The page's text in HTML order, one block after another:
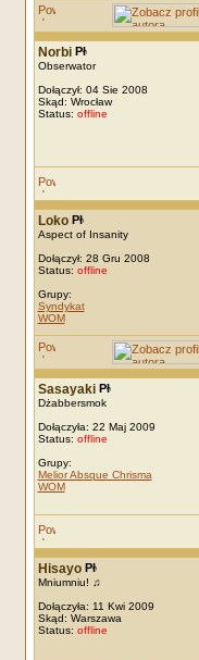
Norbi
Obserwator
Dołączył: 04 Sie 2008
Skąd: Wrocław
Status: offline
Loko
Aspect of Insanity
Dołączył: 28 Gru 2008
Status: offline
Grupy:
Syndykat
WOM
Sasayaki
Dżabbersmok
Dołączyła: 22 Maj 2009
Status: offline
Grupy:
Melior Absque Chrisma
WOM
Hisayo
Mniumniu! ♫
Dołączyła: 11 Kwi 2009
Skąd: Warszawa
Status: offline